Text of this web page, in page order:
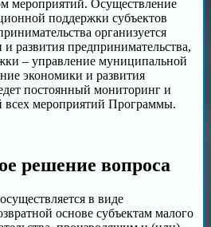
мероприятий. Осуществление
поддержки субъектов
организуется
развития предпринимательства,
– управление муниципальной
экономики и развития
постоянный мониторинг и
всех мероприятий Программы.
решение вопроса
в виде
основе субъектам малого